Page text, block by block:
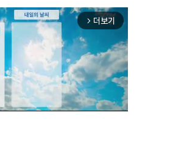
arrow_forward_ios 더보기